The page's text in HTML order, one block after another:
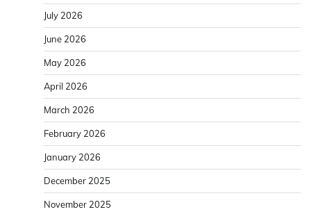
July 2026
June 2026
May 2026
April 2026
March 2026
February 2026
January 2026
December 2025
November 2025